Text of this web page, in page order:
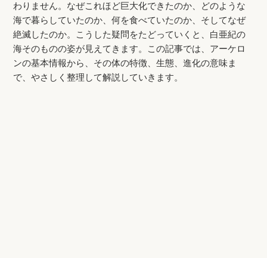
わりません。なぜこれほど巨大化できたのか、どのような
海で暮らしていたのか、何を食べていたのか、そしてなぜ
絶滅したのか。こうした疑問をたどっていくと、白亜紀の
海そのものの姿が見えてきます。この記事では、アーケロ
ンの基本情報から、その体の特徴、生態、進化の意味ま
で、やさしく整理して解説していきます。